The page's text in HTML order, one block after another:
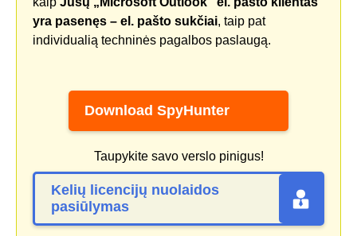
yra pasenęs – el. pašto sukčiai, taip pat
individualią techninės pagalbos paslaugą.
Download SpyHunter
Taupykite savo verslo pinigus!
Kelių licencijų nuolaidos
pasiūlymas